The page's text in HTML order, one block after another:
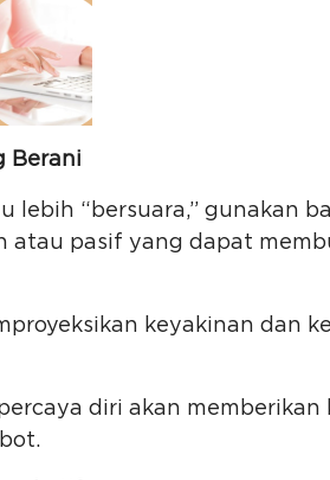
Berani
lebih “bersuara,” gunakan
atau pasif yang dapat
keyakinan dan
diri akan